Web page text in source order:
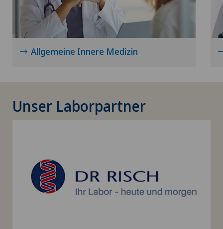
Allgemeine Innere Medizin
Unser Laborpartner